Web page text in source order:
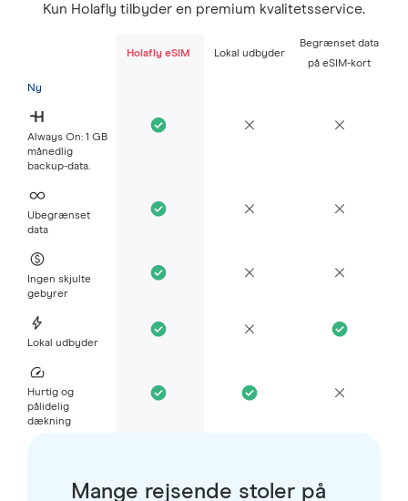
Kun Holafly tilbyder en premium kvalitetsservice.
Holafly eSIM Lokal udbyder
Begrænset data
på eSIM-kort
Ny
Always On: 1 GB
månedlig
backup-data.
Ubegrænset
data
Ingen skjulte
gebyrer
Lokal udbyder
Hurtig og
pålidelig
dækning
Mange rejsende stoler på